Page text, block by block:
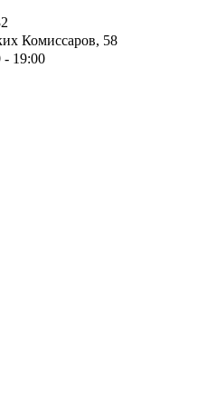
Комиссаров, 58
19:00